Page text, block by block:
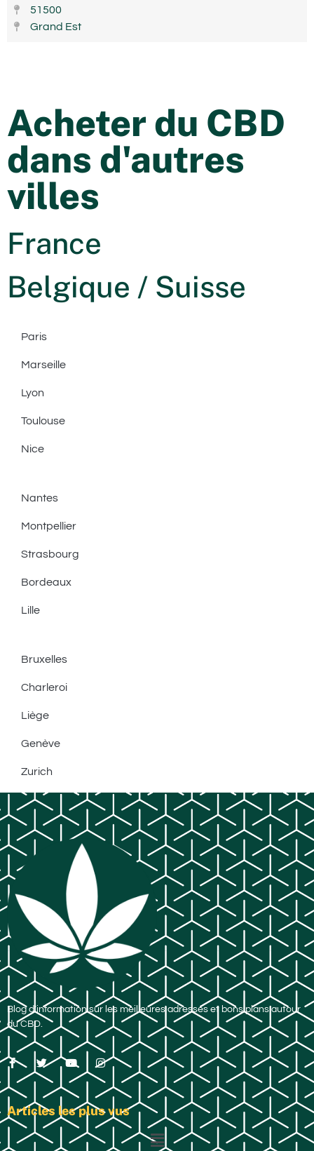
51500
Grand Est
Acheter du CBD
dans d'autres
villes
France
Belgique / Suisse
Paris
Marseille
Lyon
Toulouse
Nice
Nantes
Montpellier
Strasbourg
Bordeaux
Lille
Bruxelles
Charleroi
Liège
Genève
Zurich
Blog d’information sur les meilleures adresses et bons plans autour
du CBD.
Articles les plus vus